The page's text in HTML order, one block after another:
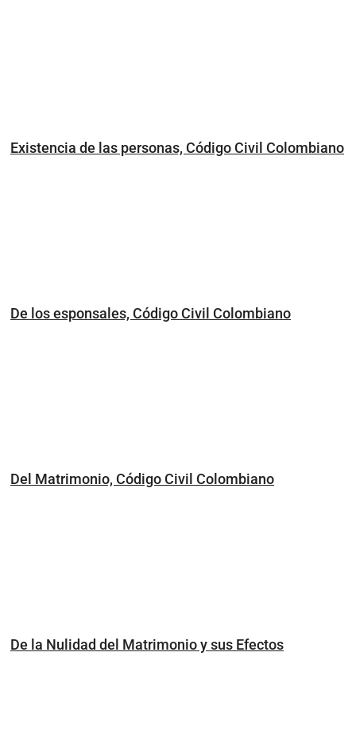
Existencia de las personas, Código Civil Colombiano
De los esponsales, Código Civil Colombiano
Del Matrimonio, Código Civil Colombiano
De la Nulidad del Matrimonio y sus Efectos